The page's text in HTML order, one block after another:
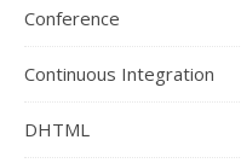
Conference
Continuous Integration
DHTML